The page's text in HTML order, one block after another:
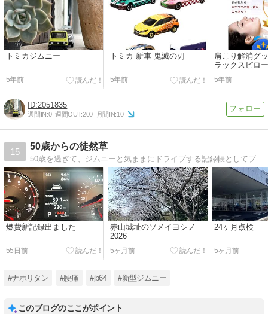
トミカジムニー
5年前
トミカ 新車 鬼滅の刃
5年前
肩こり解消グ
ラックスピロー
5年前
2051835
週間IN:0 週間OUT:200 月間IN:10
15
50歳からの徒然草
50歳を過ぎて、ジムニーと気ままにドライブする記録帳としてブログを開設しました。にわかのへたれジムニストなのでオンロードがほとんどです。各地の映画館を訪れたり、日々の何気ない出来事を綴ったりしています。
燃費新記録出ました
55日前
赤山城址のソメイヨシノ
2026
5ヶ月前
24ヶ月点検
5ヶ月前
#ナポリタン #腰痛 #jb64 #新型ジムニー
このブログのここがポイント